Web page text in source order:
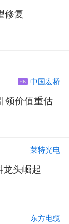
修复
HK 中国宏桥
领价值重估
莱特光电
头崛起
东方电缆